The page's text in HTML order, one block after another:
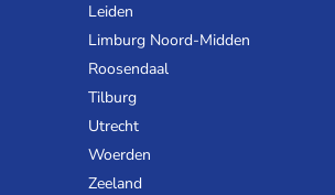
Leiden
Limburg Noord-Midden
Roosendaal
Tilburg
Utrecht
Woerden
Zeeland